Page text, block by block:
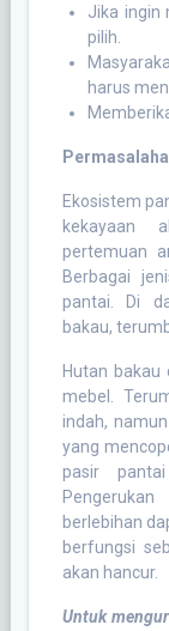
Jika ingin
pilih.
harus
Ekosistem
kekayaan
pertemuan
Berbagai
pantai. Di
bakau,
Hutan bakau
mebel.
indah,
yang
pasir
berlebihan
berfungsi
akan hancur.
Untuk